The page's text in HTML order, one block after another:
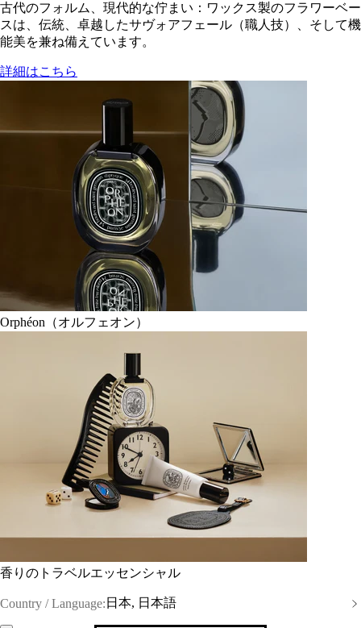
古代のフォルム、現代的な佇まい：ワックス製のフラワーベー
スは、伝統、卓越したサヴォアフェール（職人技）、そして機
能美を兼ね備えています。
詳細はこちら
Orphéon（オルフェオン）
香りのトラベルエッセンシャル
Country / Language: 日本, 日本語